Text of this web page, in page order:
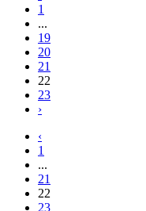
1
...
19
20
21
22
23
›
‹
1
...
21
22
23